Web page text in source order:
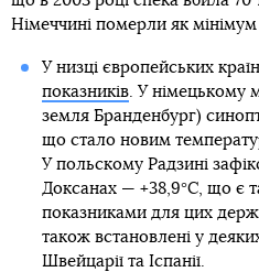
Німеччині померли як
У низці європейських країн
показників. У німецькому
земля Бранденбург)
що стало новим
У польскому Радзині
Доксанах — +38,9°C, що є
показниками для цих
також встановлені у
Швейцарії та Іспанії.